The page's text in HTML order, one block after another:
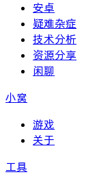
安卓
疑难杂症
技术分析
资源分享
闲聊
小窝
游戏
关于
工具